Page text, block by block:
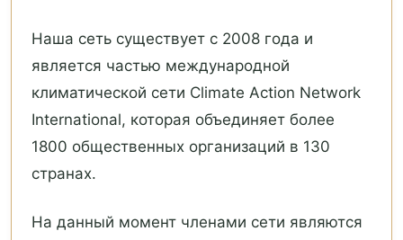
Наша сеть существует с 2008 года и
является частью международной
климатической сети Climate Action Network
International, которая объединяет более
1800 общественных организаций в 130
странах.
На данный момент членами сети являются